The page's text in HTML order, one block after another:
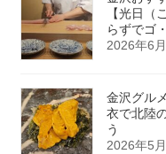
【光日（
らずでゴ
2026年6
金沢グル
衣で北陸
う
2026年5